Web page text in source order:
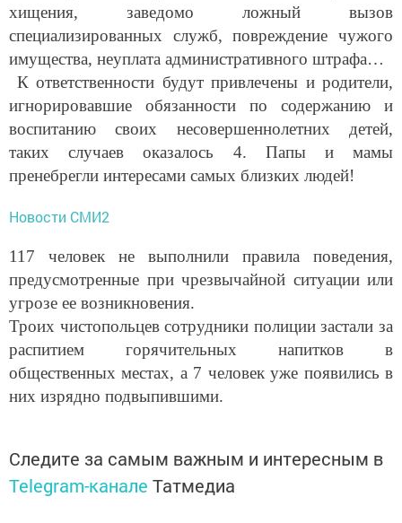
хищения, заведомо ложный вызов
специализированных служб, повреждение чужого
имущества, неуплата административного штрафа…
К ответственности будут привлечены и родители,
игнорировавшие обязанности по содержанию и
воспитанию своих несовершеннолетних детей,
таких случаев оказалось 4. Папы и мамы
пренебрегли интересами самых близких людей!
Новости СМИ2
117 человек не выполнили правила поведения,
предусмотренные при чрезвычайной ситуации или
угрозе ее возникновения.
Троих чистопольцев сотрудники полиции застали за
распитием горячительных напитков в
общественных местах, а 7 человек уже появились в
них изрядно подвыпившими.
Следите за самым важным и интересным в
Telegram-канале Татмедиа